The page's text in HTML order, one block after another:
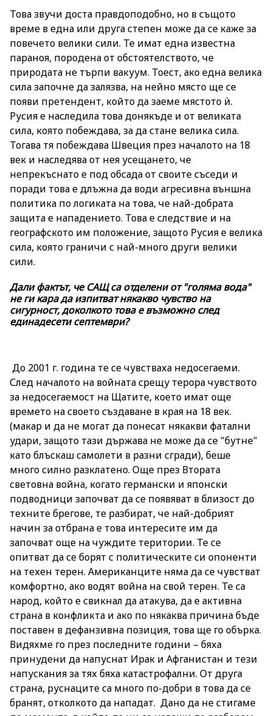
Това звучи доста правдоподобно, но в същото
време в една или друга степен може да се каже за
повечето велики сили. Те имат една известна
параноя, породена от обстоятелството, че
природата не търпи вакуум. Тоест, ако една велика
сила започне да залязва, на нейно място ще се
появи претендент, който да заеме мястото ѝ.
Русия е наследила това донякъде и от великата
сила, която побеждава, за да стане велика сила.
Тогава тя побеждава Швеция през началото на 18
век и наследява от нея усещането, че
непрекъснато е под обсада от своите съседи и
поради това е длъжна да води агресивна външна
политика по логиката на това, че най-добрата
защита е нападението. Това е следствие и на
географското им положение, защото Русия е велика
сила, която граничи с най-много други велики
сили.
Дали фактът, че САЩ са отделени от "голяма вода"
не ги кара да изпитват някакво чувство на
сигурност, доколкото това е възможно след
единадесети септември?
До 2001 г. година те се чувстваха недосегаеми.
След началото на войната срещу терора чувството
за недосегаемост на Щатите, което имат още
времето на своето създаване в края на 18 век.
(макар и да не могат да понесат някакви фатални
удари, защото тази държава не може да се "бутне"
като блъскаш самолети в разни сгради), беше
много силно разклатено. Още през Втората
световна война, когато германски и японски
подводници започват да се появяват в близост до
техните брегове, те разбират, че най-добрият
начин за отбрана е това интересите им да
започват още на чуждите територии. Те се
опитват да се борят с политическите си опоненти
на техен терен. Американците няма да се чувстват
комфортно, ако водят война на свой терен. Те са
народ, който е свикнал да атакува, да е активна
страна в конфликта и ако по някаква причина бъде
поставен в дефанзивна позиция, това ще го обърка.
Видяхме го през последните години – бяха
принудени да напуснат Ирак и Афганистан и тези
напускания за тях бяха катастрофални. От друга
страна, руснаците са много по-добри в това да се
бранят, отколкото да нападат. Дано да не стигаме